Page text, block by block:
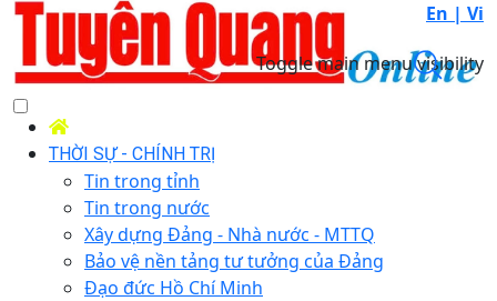
En | Vi
Toggle main menu visibility
THỜI SỰ - CHÍNH TRỊ
Tin trong tỉnh
Tin trong nước
Xây dựng Đảng - Nhà nước - MTTQ
Bảo vệ nền tảng tư tưởng của Đảng
Đạo đức Hồ Chí Minh